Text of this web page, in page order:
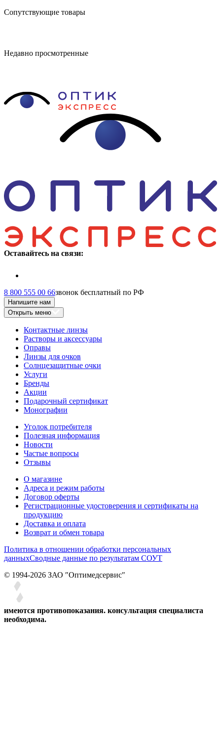
Сопутствующие товары
Недавно просмотренные
Оставайтесь на связи:
8 800 555 00 66звонок бесплатный по РФ
Напишите нам
Открыть меню
Контактные линзы
Растворы и аксессуары
Оправы
Линзы для очков
Солнцезащитные очки
Услуги
Бренды
Акции
Подарочный сертификат
Монографии
Уголок потребителя
Полезная информация
Новости
Частые вопросы
Отзывы
О магазине
Адреса и режим работы
Договор оферты
Регистрационные удостоверения и сертификаты на
продукцию
Доставка и оплата
Возврат и обмен товара
Политика в отношении обработки персональных
данныхСводные данные по результатам СОУТ
© 1994-2026 ЗАО ″Оптимедсервис″
имеются противопоказания. консультация специалиста
необходима.